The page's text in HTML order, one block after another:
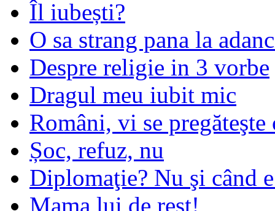
Îl iubești?
O sa strang pana la
Despre religie in 3 vorbe
Dragul meu iubit mic
Români, vi se pregăteşte
Șoc, refuz, nu
Diplomaţie? Nu şi când
Mama lui de rest!